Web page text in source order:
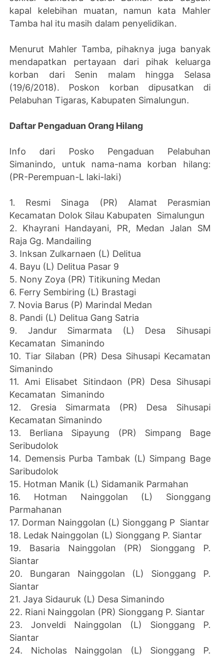
kapal kelebihan muatan, namun kata Mahler
Tamba hal itu masih dalam penyelidikan.
Menurut Mahler Tamba, pihaknya juga banyak
mendapatkan pertayaan dari pihak keluarga
korban dari Senin malam hingga Selasa
(19/6/2018). Poskon korban dipusatkan di
Pelabuhan Tigaras, Kabupaten Simalungun.
Daftar Pengaduan Orang Hilang
Info dari Posko Pengaduan Pelabuhan
Simanindo, untuk nama-nama korban hilang:
(PR-Perempuan-L laki-laki)
1. Resmi Sinaga (PR) Alamat Perasmian
Kecamatan Dolok Silau Kabupaten Simalungun
2. Khayrani Handayani, PR, Medan Jalan SM
Raja Gg. Mandailing
3. Inksan Zulkarnaen (L) Delitua
4. Bayu (L) Delitua Pasar 9
5. Nony Zoya (PR) Titikuning Medan
6. Ferry Sembiring (L) Brastagi
7. Novia Barus (P) Marindal Medan
8. Pandi (L) Delitua Gang Satria
9. Jandur Simarmata (L) Desa Sihusapi
Kecamatan Simanindo
10. Tiar Silaban (PR) Desa Sihusapi Kecamatan
Simanindo
11. Ami Elisabet Sitindaon (PR) Desa Sihusapi
Kecamatan Simanindo
12. Gresia Simarmata (PR) Desa Sihusapi
Kecamatan Simanindo
13. Berliana Sipayung (PR) Simpang Bage
Seribudolok
14. Demensis Purba Tambak (L) Simpang Bage
Saribudolok
15. Hotman Manik (L) Sidamanik Parmahan
16. Hotman Nainggolan (L) Sionggang
Parmahanan
17. Dorman Nainggolan (L) Sionggang P Siantar
18. Ledak Nainggolan (L) Sionggang P. Siantar
19. Basaria Nainggolan (PR) Sionggang P.
Siantar
20. Bungaran Nainggolan (L) Sionggang P.
Siantar
21. Jaya Sidauruk (L) Desa Simanindo
22. Riani Nainggolan (PR) Sionggang P. Siantar
23. Jonveldi Nainggolan (L) Sionggang P.
Siantar
24. Nicholas Nainggolan (L) Sionggang P.